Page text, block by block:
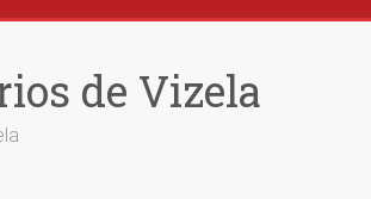
de Vizela